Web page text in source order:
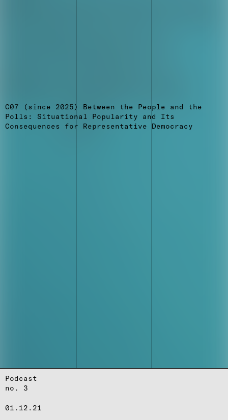
C07 (since 2025) Between the People and the
Polls: Situational Popularity and Its
Consequences for Representative Democracy
Podcast
no. 3
01.12.21